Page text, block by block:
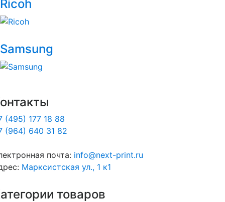
Ricoh
Samsung
(495) 177 18 88
(964) 640 31 82
почта: info@next-print.ru
Марксистская ул., 1 к1
товаров